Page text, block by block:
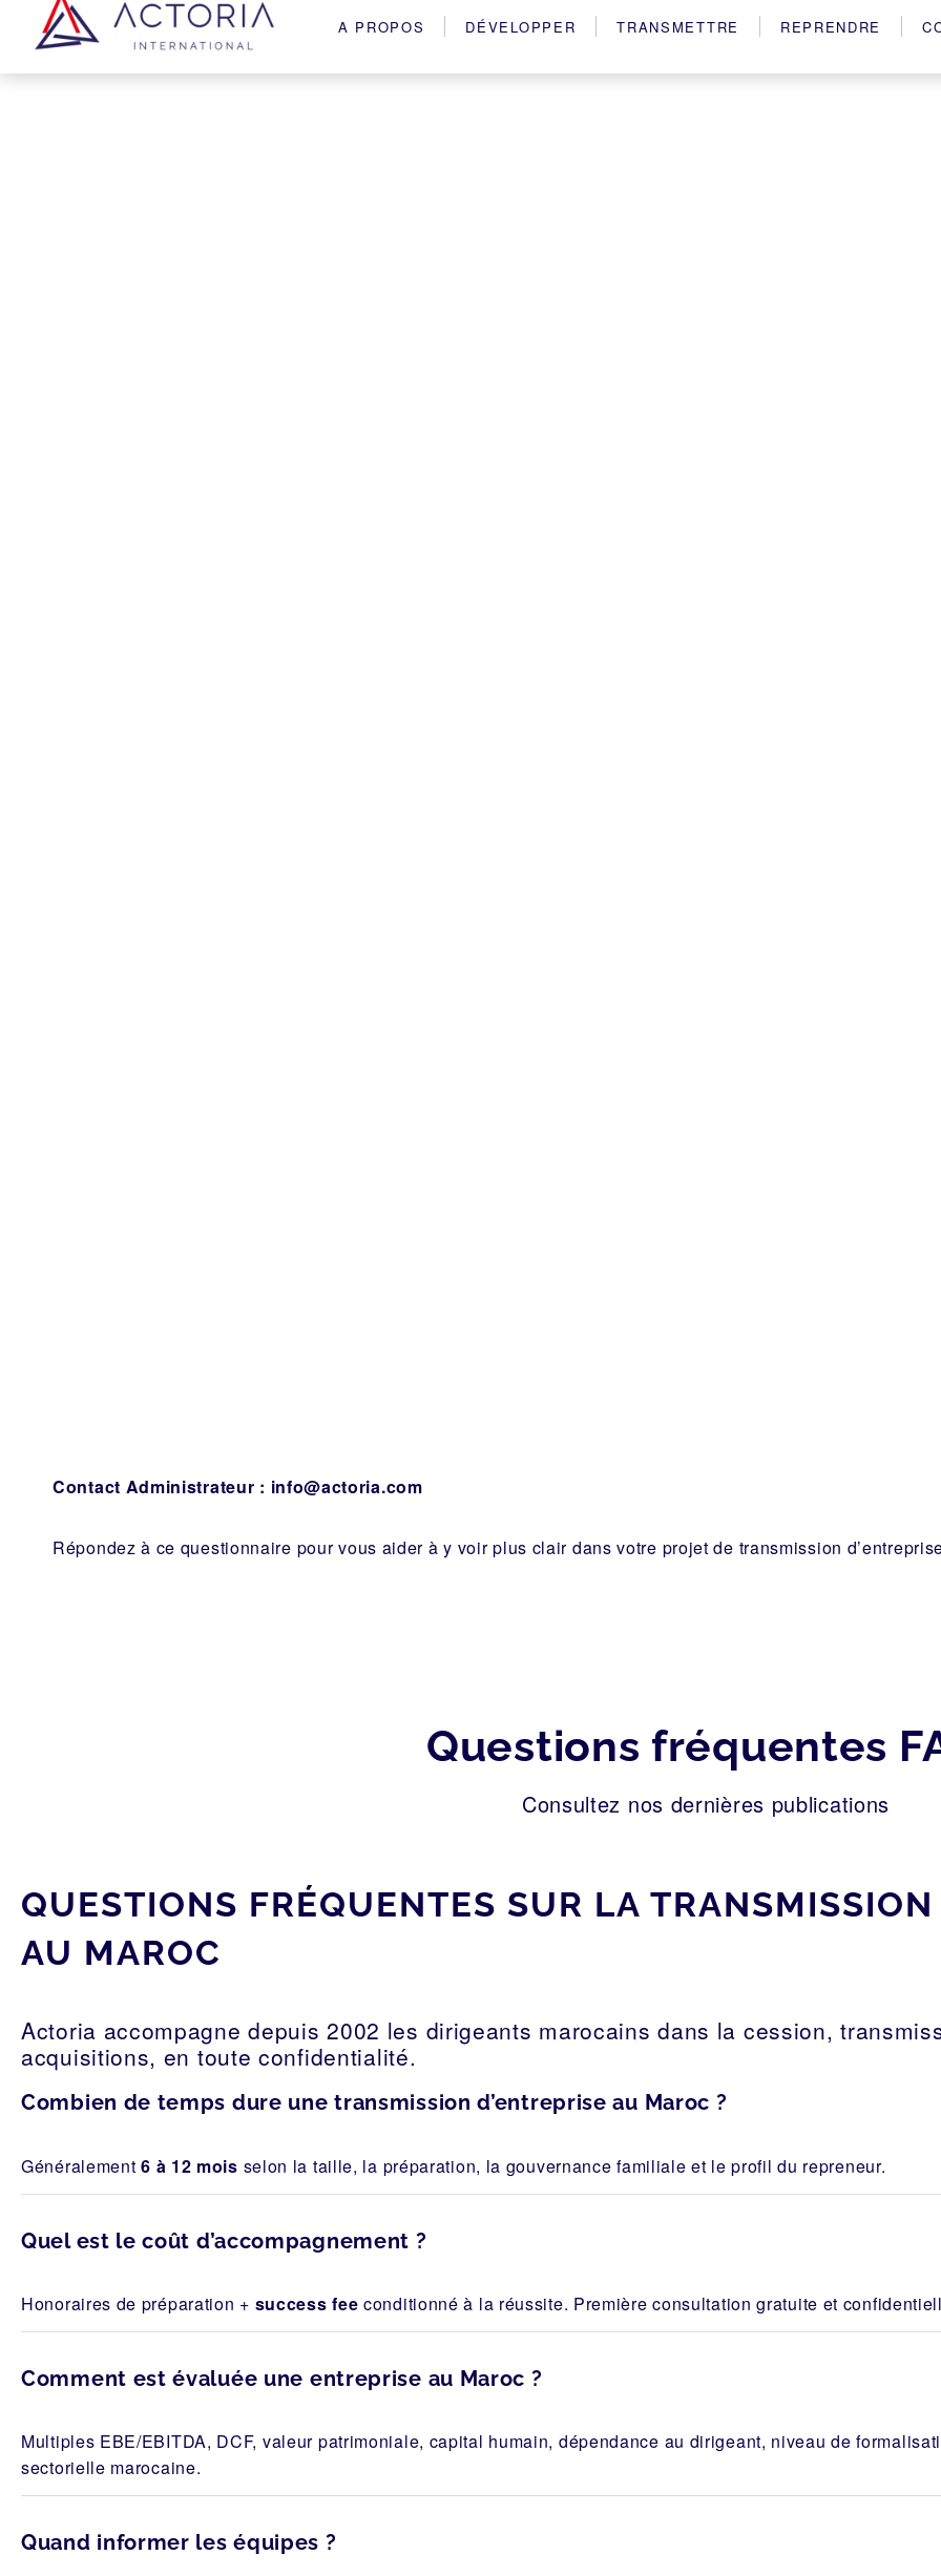
A PROPOS DÉVELOPPER TRANSMETTRE REPRENDRE
Contact Administrateur : info@actoria.com
Répondez à ce questionnaire pour vous aider à y voir plus clair dans votre projet de transmission
Questions fréquentes
Consultez nos dernières publications
QUESTIONS FRÉQUENTES SUR LA TRANSMISSION
AU MAROC
Actoria accompagne depuis 2002 les dirigeants marocains dans la cession,
acquisitions, en toute confidentialité.
Combien de temps dure une transmission d’entreprise au Maroc ?
Généralement6 à 12 mois selon la taille, la préparation, la gouvernance familiale et le profil du repreneur.
Quel est le coût d’accompagnement ?
Honoraires de préparation + success fee conditionné à la réussite. Première consultation gratuite et
Comment est évaluée une entreprise au Maroc ?
Multiples EBE/EBITDA, DCF, valeur patrimoniale, capital humain, dépendance au dirigeant, niveau de
sectorielle marocaine.
Quand informer les équipes ?